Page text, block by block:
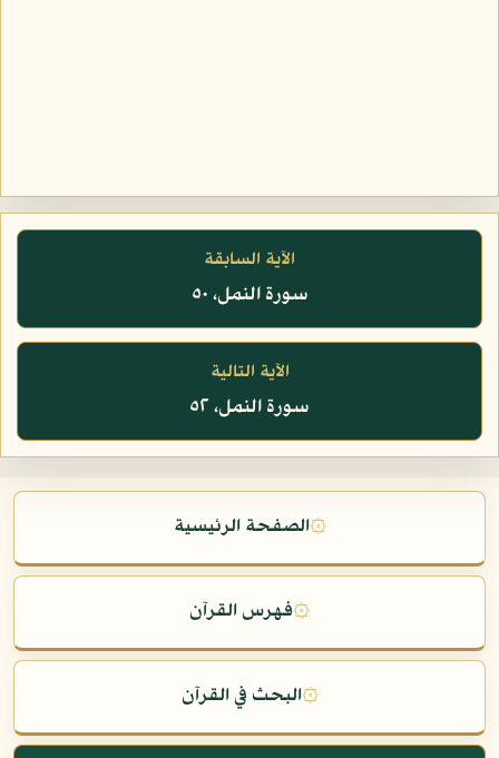
الآية السابقة
سورة النمل، ٥٠
الآية التالية
سورة النمل، ٥٢
۞الصفحة الرئيسية
۞فهرس القرآن
۞البحث في القرآن